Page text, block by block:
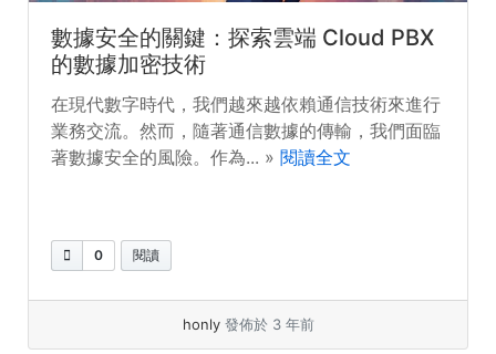
數據安全的關鍵：探索雲端 Cloud PBX
的數據加密技術
在現代數字時代，我們越來越依賴通信技術來進行
業務交流。然而，隨著通信數據的傳輸，我們面臨
著數據安全的風險。作為... » 閱讀全文
0 閱讀
honly 發佈於 3 年前